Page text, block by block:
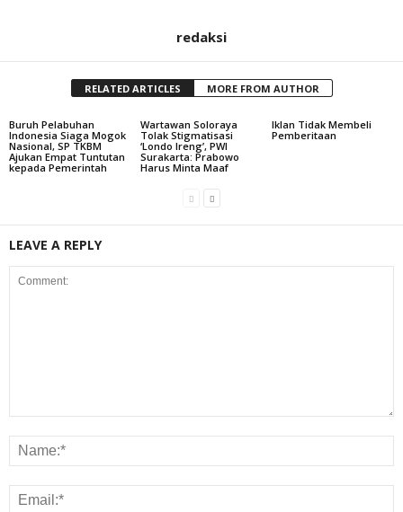
redaksi
RELATED ARTICLES MORE FROM AUTHOR
Buruh Pelabuhan
Indonesia Siaga Mogok
Nasional, SP TKBM
Ajukan Empat Tuntutan
kepada Pemerintah
Wartawan Soloraya
Tolak Stigmatisasi
‘Londo Ireng’, PWI
Surakarta: Prabowo
Harus Minta Maaf
Iklan Tidak Membeli
Pemberitaan
LEAVE A REPLY